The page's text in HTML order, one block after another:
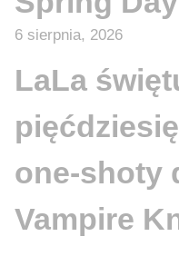
6 sierpnia, 2026
LaLa
one-shoty
Vampire